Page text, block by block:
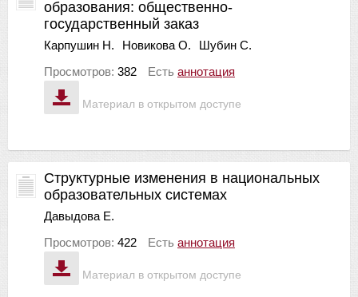
Материал в открытом доступе
образования: общественно-
государственный заказ
Карпушин Н. Новикова О.
Шубин С.
Просмотров: 382 Есть аннотация
Материал в открытом доступе
Структурные изменения в национальных
образовательных системах
Давыдова Е.
Просмотров: 422 Есть аннотация